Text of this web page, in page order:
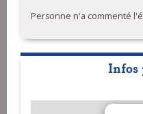
Personne n'a commenté
Infos